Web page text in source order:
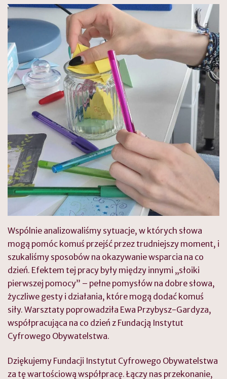
Wspólnie analizowaliśmy sytuacje, w których słowa
mogą pomóc komuś przejść przez trudniejszy moment, i
szukaliśmy sposobów na okazywanie wsparcia na co
dzień. Efektem tej pracy były między innymi „słoiki
pierwszej pomocy” – pełne pomysłów na dobre słowa,
życzliwe gesty i działania, które mogą dodać komuś
siły. Warsztaty poprowadziła Ewa Przybysz-Gardyza,
współpracująca na co dzień z Fundacją Instytut
Cyfrowego Obywatelstwa.
Dziękujemy Fundacji Instytut Cyfrowego Obywatelstwa
za tę wartościową współpracę. Łączy nas przekonanie,